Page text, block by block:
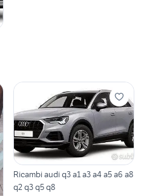
Ricambi audi q3 a1 a3 a4 a5 a6 a8
q2 q3 q5 q8